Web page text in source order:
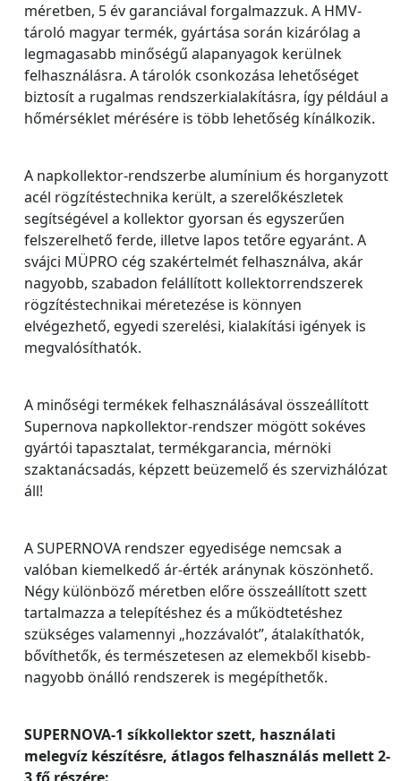
méretben, 5 év garanciával forgalmazzuk. A HMV-
tároló magyar termék, gyártása során kizárólag a
legmagasabb minőségű alapanyagok kerülnek
felhasználásra. A tárolók csonkozása lehetőséget
biztosít a rugalmas rendszerkialakításra, így például a
hőmérséklet mérésére is több lehetőség kínálkozik.
A napkollektor-rendszerbe alumínium és horganyzott
acél rögzítéstechnika került, a szerelőkészletek
segítségével a kollektor gyorsan és egyszerűen
felszerelhető ferde, illetve lapos tetőre egyaránt. A
svájci MÜPRO cég szakértelmét felhasználva, akár
nagyobb, szabadon felállított kollektorrendszerek
rögzítéstechnikai méretezése is könnyen
elvégezhető, egyedi szerelési, kialakítási igények is
megvalósíthatók.
A minőségi termékek felhasználásával összeállított
Supernova napkollektor-rendszer mögött sokéves
gyártói tapasztalat, termékgarancia, mérnöki
szaktanácsadás, képzett beüzemelő és szervizhálózat
áll!
A SUPERNOVA rendszer egyedisége nemcsak a
valóban kiemelkedő ár-érték aránynak köszönhető.
Négy különböző méretben előre összeállított szett
tartalmazza a telepítéshez és a működtetéshez
szükséges valamennyi „hozzávalót”, átalakíthatók,
bővíthetők, és természetesen az elemekből kisebb-
nagyobb önálló rendszerek is megépíthetők.
SUPERNOVA-1 síkkollektor szett, használati
melegvíz készítésre, átlagos felhasználás mellett 2-